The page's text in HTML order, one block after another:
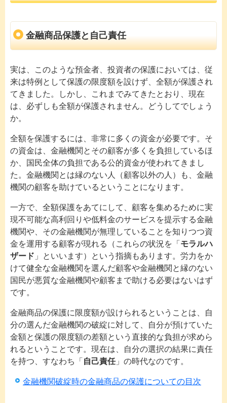
金融商品保護と自己責任
実は、このような預金者、投資者の保護においては、従
来は特例として保護の限度額を設けず、全額が保護され
てきました。しかし、これまでみてきたとおり、現在
は、必ずしも全額が保護されません。どうしてでしょう
か。
全額を保護するには、非常に多くの資金が必要です。そ
の資金は、金融機関とその顧客が多くを負担しているほ
か、国民全体の負担である公的資金が使われてきまし
た。金融機関とは縁のない人（顧客以外の人）も、金融
機関の顧客を助けているということになります。
一方で、全額保護をあてにして、顧客を集めるために実
現不可能な高利回りや低料金のサービスを提示する金融
機関や、その金融機関が無理していることを知りつつ資
金を運用する顧客が現れる（これらの状況を「 モラルハ
ザード 」といいます）という指摘もあります。労力をか
けて健全な金融機関を選んだ顧客や金融機関と縁のない
国民が悪質な金融機関や顧客まで助ける必要はないはず
です。
金融商品の保護に限度額が設けられるということは、自
分の選んだ金融機関の破綻に対して、自分が預けていた
金額と保護の限度額の差額という直接的な負担が求めら
れるということです。現在は、自分の選択の結果に責任
を持つ、すなわち「 自己責任」の時代なのです。
金融機関破綻時の金融商品の保護についての目次